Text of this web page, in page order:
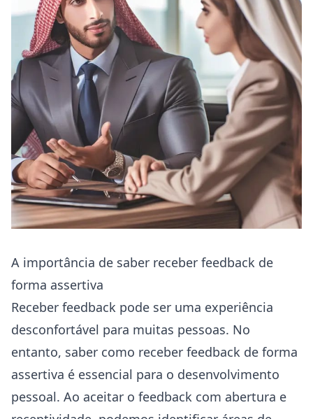
A importância de saber receber feedback de
forma assertiva
Receber feedback pode ser uma experiência
desconfortável para muitas pessoas. No
entanto, saber como receber feedback de forma
assertiva é essencial para o desenvolvimento
pessoal. Ao aceitar o feedback com abertura e